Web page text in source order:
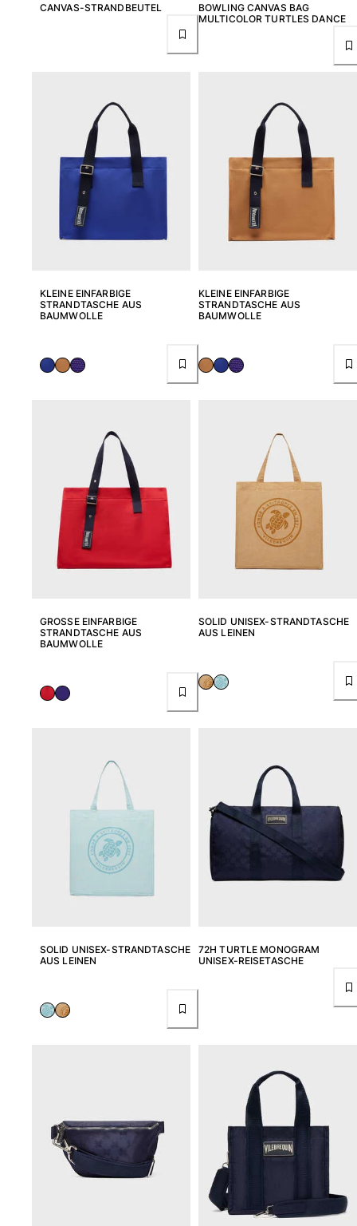
Häufig gestellte fragen
einen Store finden
Kontaktieren sie uns
Verfolgen Sie meine Bestellung
Mein Konto
CANVAS-STRANDBEUTEL
BOWLING CANVAS BAG
MULTICOLOR TURTLES DANCE
KLEINE EINFARBIGE
STRANDTASCHE AUS
BAUMWOLLE
KLEINE EINFARBIGE
STRANDTASCHE AUS
BAUMWOLLE
GROSSE EINFARBIGE S
TRANDTASCHE AUS B
AUMWOLLE
SOLID UNISEX-STRANDTASCHE
AUS LEINEN
SOLID UNISEX-STRANDTASCHE
AUS LEINEN
72H TURTLE MONOGRAM
UNISEX-REISETASCHE